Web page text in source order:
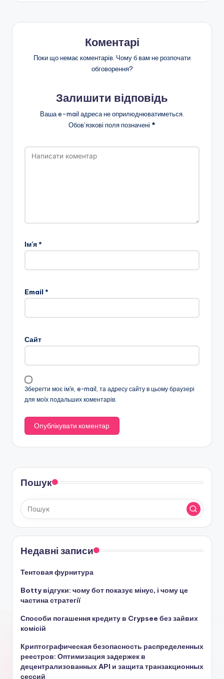
Коментарі
Поки що немає коментарів. Чому б вам не розпочати
обговорення?
Залишити відповідь
Ваша e-mail адреса не оприлюднюватиметься.
Обов’язкові поля позначені *
Ім'я*
Email *
Сайт
Зберегти моє ім'я, e-mail, та адресу сайту в цьому браузері
для моїх подальших коментарів.
Пошук
Недавні записи
Тентовая фурнитура
Botty відгуки: чому бот показує мінус, і чому це
частина стратегії
Способи погашення кредиту в Crypsee без зайвих
комісій
Криптографическая безопасность распределенных
реестров: Оптимизация задержек в
децентрализованных API и защита транзакционных
сессий